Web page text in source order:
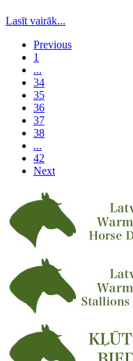
Lasīt vairāk...
Previous
1
...
34
35
36
37
38
...
42
Next